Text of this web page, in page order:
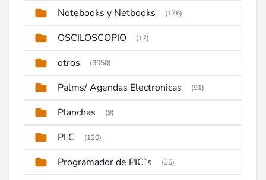
Notebooks y Netbooks (176)
OSCILOSCOPIO (12)
otros (3050)
Palms/ Agendas Electronicas (91)
Planchas (9)
PLC (120)
Programador de PIC`s (35)